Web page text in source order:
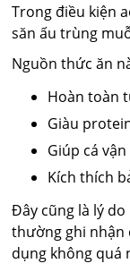
Trong điều kiện
săn ấu trùng
Nguồn thức ăn
Hoàn toàn
Giàu
Giúp cá
Kích thích
Đây cũng là lý
thường ghi nhận
dụng không quá